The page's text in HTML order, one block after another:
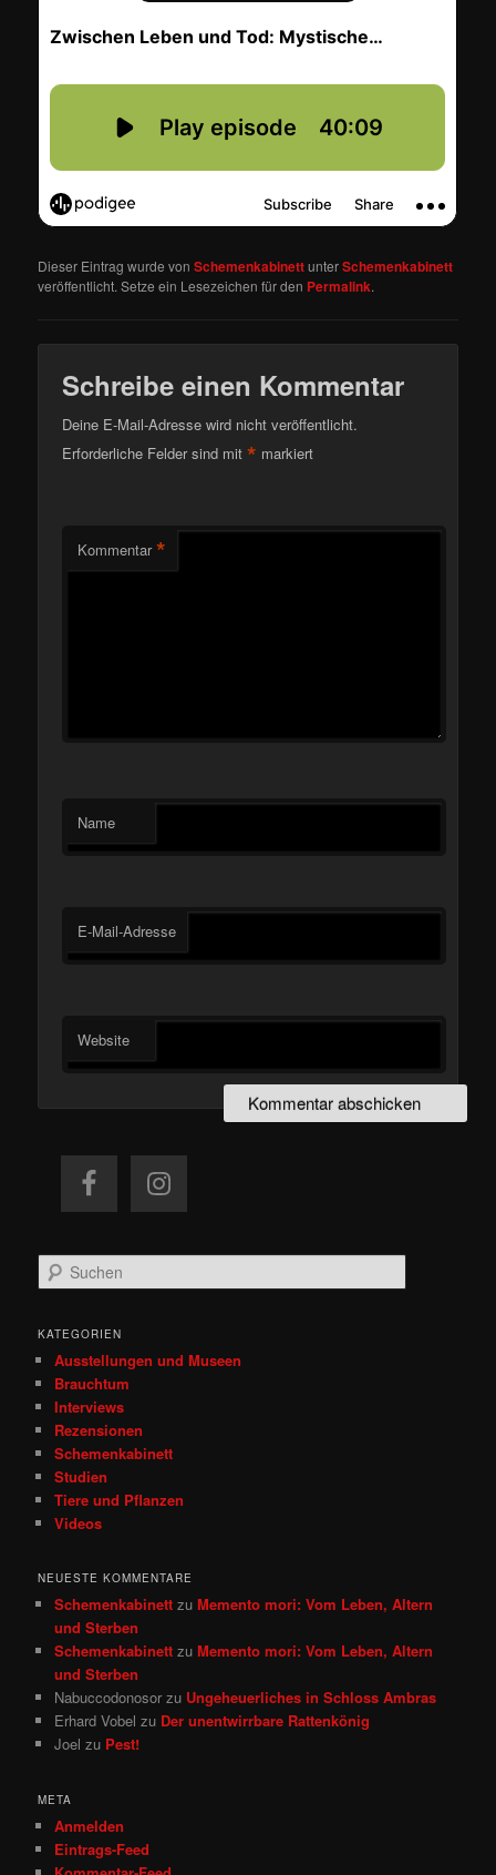
Dieser Eintrag wurde vonSchemenkabinettunterSchemenkabinett
veröffentlicht. Setze ein Lesezeichen für den Permalink.
Schreibe einen Kommentar
Deine E-Mail-Adresse wird nicht veröffentlicht.
Erforderliche Felder sind mit* markiert
Kommentar *
Name
E-Mail-Adresse
Website
u
h
KATEGORIEN
Ausstellungen und Museen
Brauchtum
Interviews
Rezensionen
Schemenkabinett
Studien
Tiere und Pflanzen
Videos
NEUESTE KOMMENTARE
Schemenkabinett zuMemento mori: Vom Leben, Altern
und Sterben
Schemenkabinett zuMemento mori: Vom Leben, Altern
und Sterben
Nabuccodonosor zu Ungeheuerliches in Schloss Ambras
Erhard Vobel zu Der unentwirrbare Rattenkönig
Joel zu Pest!
META
Anmelden
Eintrags-Feed